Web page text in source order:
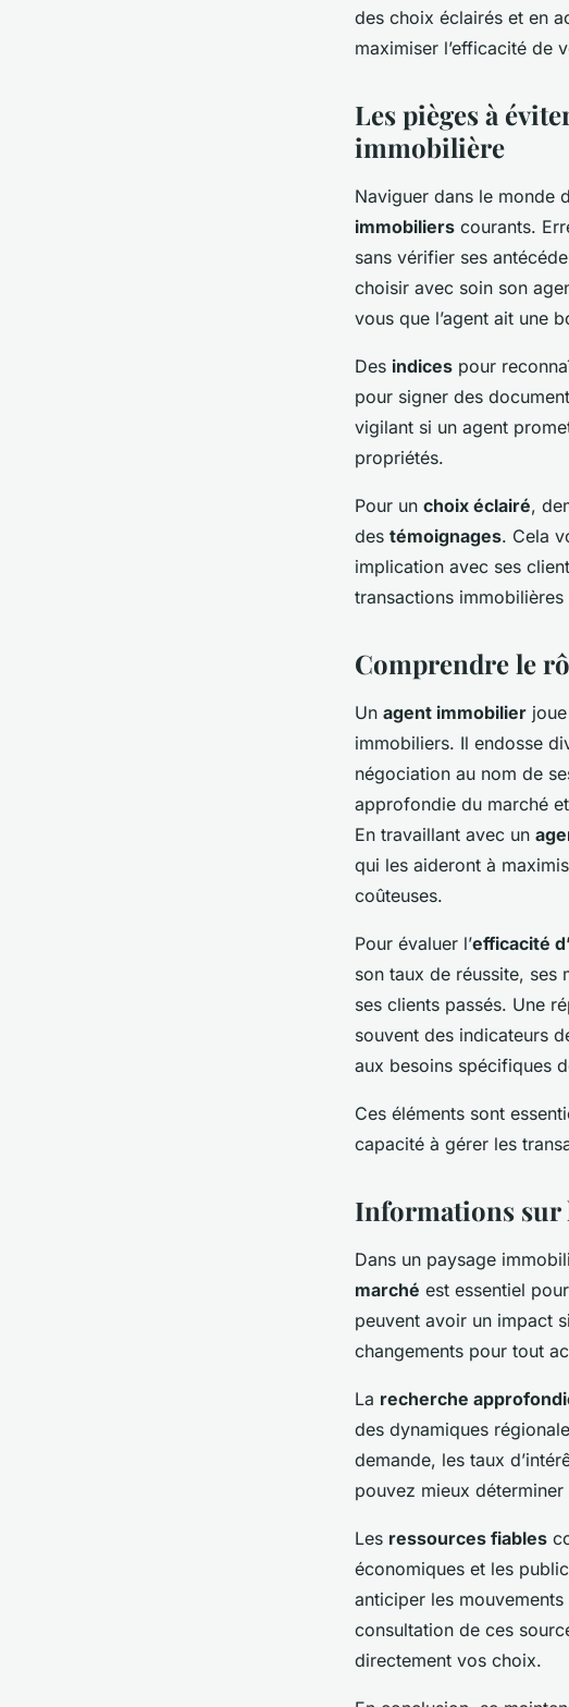
des choix éclairés et en
maximiser l’efficacité de
Les pièges à
immobilière
Naviguer dans le monde
immobiliers courants.
sans vérifier ses
choisir avec soin son
vous que l’agent ait une
Des indices pour
pour signer des
vigilant si un agent
propriétés.
Pour un choix éclairé,
des témoignages. Cela
implication avec ses
transactions
Comprendre le
Un agent immobilier
immobiliers. Il endosse
négociation au nom de
approfondie du marché
En travaillant avec un
qui les aideront à
coûteuses.
Pour évaluer l’efficacité
son taux de réussite, ses
ses clients passés. Une
souvent des indicateurs
aux besoins spécifiques
Ces éléments sont
capacité à gérer les
Informations
Dans un paysage
marché est essentiel
peuvent avoir un impact
changements pour tout
La recherche
des dynamiques
demande, les taux
pouvez mieux
Les ressources fiables
économiques et les
anticiper les
consultation de ces
directement vos choix.